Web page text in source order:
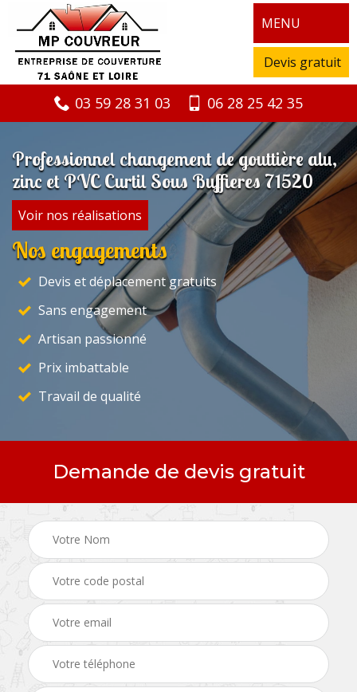
MENU
Devis gratuit
03 59 28 31 03 06 28 25 42 35
Professionnel changement de gouttière alu,
zinc et PVC Curtil Sous Buffieres 71520
Voir nos réalisations
Nos engagements
Devis et déplacement gratuits
Sans engagement
Artisan passionné
Prix imbattable
Travail de qualité
Demande de devis gratuit